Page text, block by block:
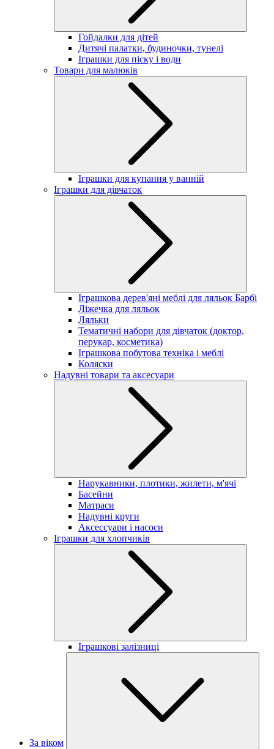
Гойдалки для дітей
Дитячі палатки, будиночки, тунелі
Іграшки для піску і води
Товари для малюків
Іграшки для купання у ванній
Іграшки для дівчаток
Іграшкова дерев'яні меблі для ляльок Барбі
Ліжечка для ляльок
Ляльки
Тематичні набори для дівчаток (доктор,
перукар, косметика)
Іграшкова побутова техніка і меблі
Коляски
Надувні товари та аксесуари
Нарукавники, плотики, жилети, м'ячі
Басейни
Матраси
Надувні круги
Аксессуари і насоси
Іграшки для хлопчиків
Іграшкові залізниці
За віком